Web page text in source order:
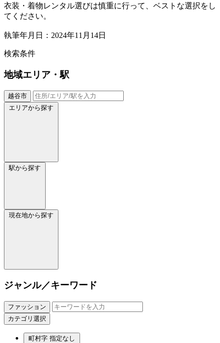
衣装・着物レンタル選びは慎重に行って、ベストな選択をし
てください。
執筆年月日：2024年11月14日
検索条件
地域エリア・駅
越谷市
エリアから探す
駅から探す
現在地から探す
ジャンル／キーワード
ファッション
カテゴリ選択
町村字 指定なし